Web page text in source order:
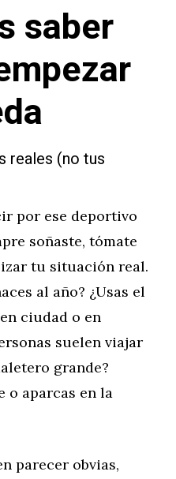
saber
reales (no tus
por ese deportivo
soñaste, tómate
tu situación real.
al año? ¿Usas el
ciudad o en
suelen viajar
grande?
o aparcas en la
parecer obvias,